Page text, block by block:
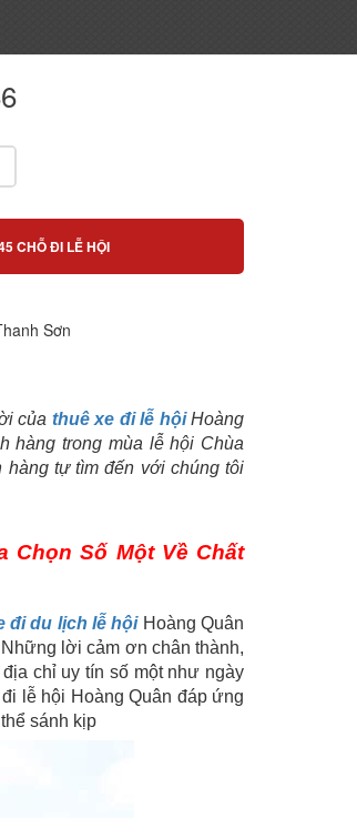
CHỖ ĐI LỄ HỘI
Sơn
của thuê xe đi lễ hộiHoàng
hàng trong mùa lễ hội Chùa
tự tìm đến với chúng tôi
Chọn Số Một Về Chất
đi du lịch lễ hộiHoàng Quân
lời cảm ơn chân thành,
chỉ uy tín số một như ngày
lễ hội Hoàng Quân đáp ứng
sánh kịp